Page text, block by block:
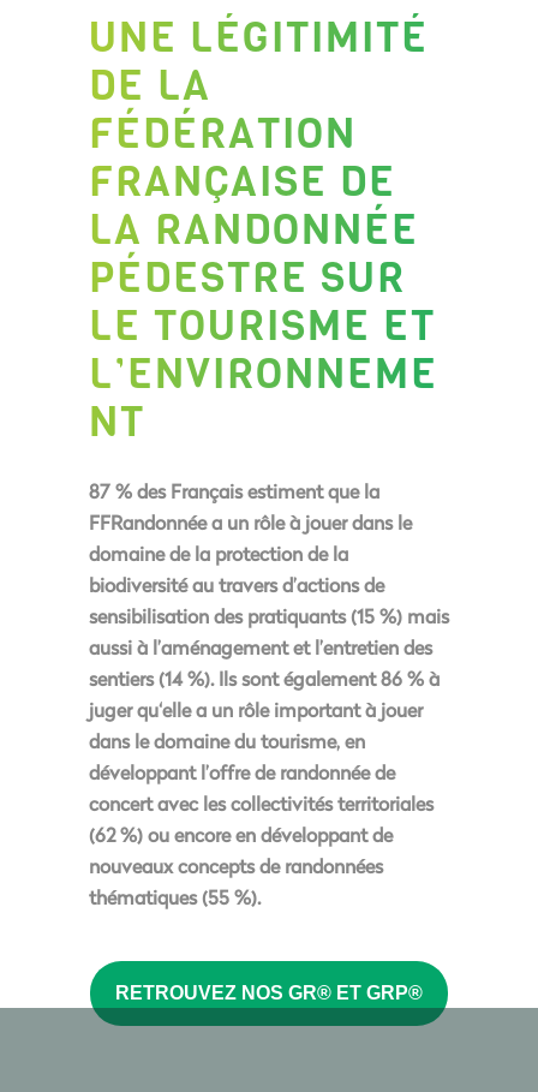
UNE LÉGITIMITÉ
DE LA
FÉDÉRATION
FRANÇAISE DE
LA RANDONNÉE
PÉDESTRE SUR
LE TOURISME ET
L’ENVIRONNEME
NT
87 % des Français estiment que la
FFRandonnée a un rôle à jouer dans le
domaine de la protection de la
biodiversitéau travers d’actions de
sensibilisation des pratiquants (15 %) mais
aussi à l’aménagement et l’entretien des
sentiers (14 %). Ils sont également86 % à
juger qu‘elle a un rôle important à jouer
dans le domaine du tourisme,en
développant l’offre de randonnée de
concert avec les collectivités territoriales
(62 %) ou encore en développant de
nouveaux concepts de randonnées
thématiques (55 %).
RETROUVEZ NOS GR® ET GRP®